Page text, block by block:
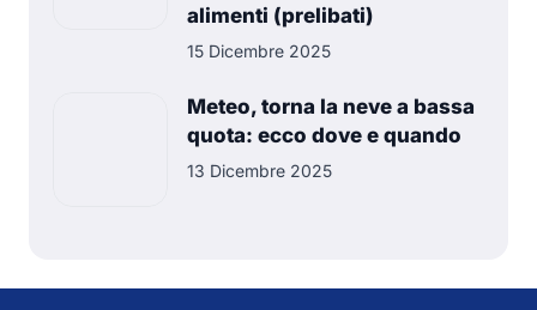
alimenti (prelibati)
15 Dicembre 2025
Meteo, torna la neve a bassa
quota: ecco dove e quando
13 Dicembre 2025